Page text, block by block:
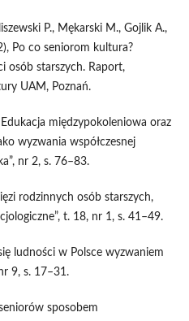
P., Mękarski M., Gojlik A.,
Po co seniorom kultura?
osób starszych. Raport,
UAM, Poznań.
międzypokoleniowa oraz
wyzwania współczesnej
nr 2, s. 76–83.
rodzinnych osób starszych,
t. 18, nr 1, s. 41–49.
ludności w Polsce wyzwaniem
9, s. 17–31.
sposobem